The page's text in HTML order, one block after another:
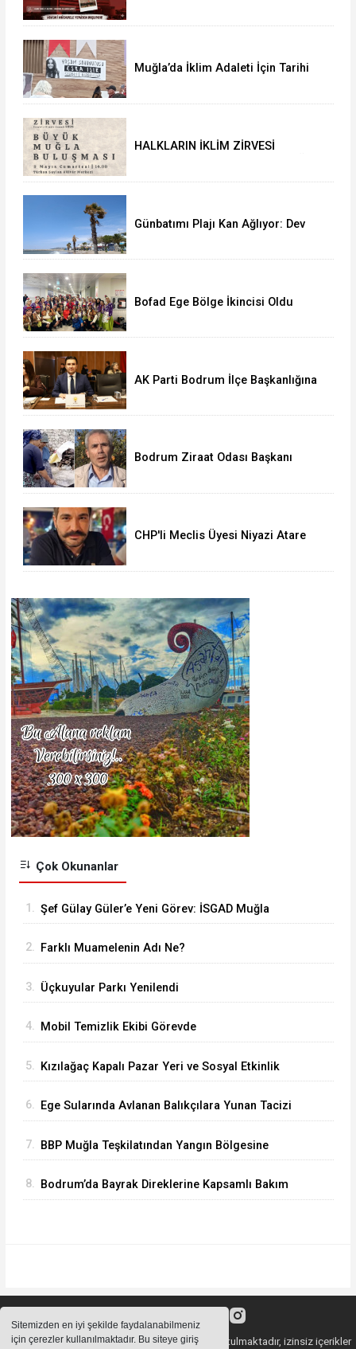
Sitemizden en iyi şekilde faydalanabilmeniz
için çerezler kullanılmaktadır. Bu siteye giriş
Muğla’da İklim Adaleti İçin Tarihi
HALKLARIN İKLİM ZİRVESİ
Günbatımı Plajı Kan Ağlıyor: Dev
Bofad Ege Bölge İkincisi Oldu
AK Parti Bodrum İlçe Başkanlığına
Bodrum Ziraat Odası Başkanı
CHP'li Meclis Üyesi Niyazi Atare
Çok Okunanlar
1. Şef Gülay Güler’e Yeni Görev: İSGAD Muğla
2. Farklı Muamelenin Adı Ne?
3. Üçkuyular Parkı Yenilendi
4. Mobil Temizlik Ekibi Görevde
5. Kızılağaç Kapalı Pazar Yeri ve Sosyal Etkinlik
6. Ege Sularında Avlanan Balıkçılara Yunan Tacizi
7. BBP Muğla Teşkilatından Yangın Bölgesine
Emanetidir”
8. Bodrum’da Bayrak Direklerine Kapsamlı Bakım
Sitemizde bulunan içeriklerin tüm hakları saklı tutulmaktadır, izinsiz içerikler